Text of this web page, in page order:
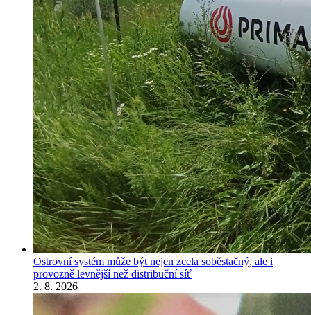
Ostrovní systém může být nejen zcela soběstačný, ale i
provozně levnější než distribuční síť
2. 8. 2026